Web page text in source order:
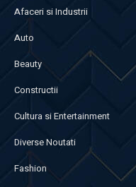
Afaceri si Industrii
Auto
Beauty
Constructii
Cultura si Entertainment
Diverse Noutati
Fashion